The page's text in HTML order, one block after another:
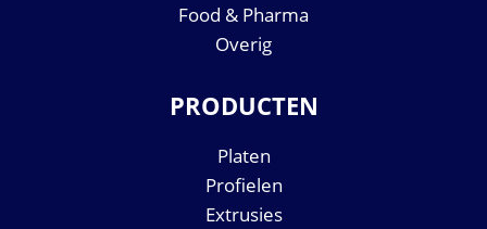
Food & Pharma
Overig
PRODUCTEN
Platen
Profielen
Extrusies